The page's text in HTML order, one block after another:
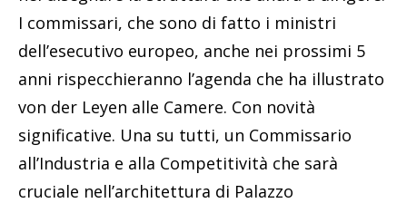
I commissari, che sono di fatto i ministri
dell’esecutivo europeo, anche nei prossimi 5
anni rispecchieranno l’agenda che ha illustrato
von der Leyen alle Camere. Con novità
significative. Una su tutti, un Commissario
all’Industria e alla Competitività che sarà
cruciale nell’architettura di Palazzo